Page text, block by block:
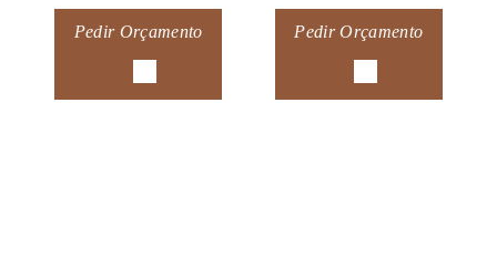
Pedir Orçamento Pedir Orçamento